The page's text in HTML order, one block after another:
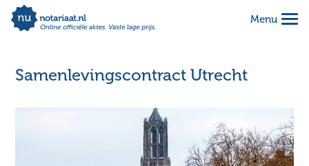
Menu
Alles geregeld voor 1 vaste prijs
Complete notariële akte
Samenlevingscontract Utrecht